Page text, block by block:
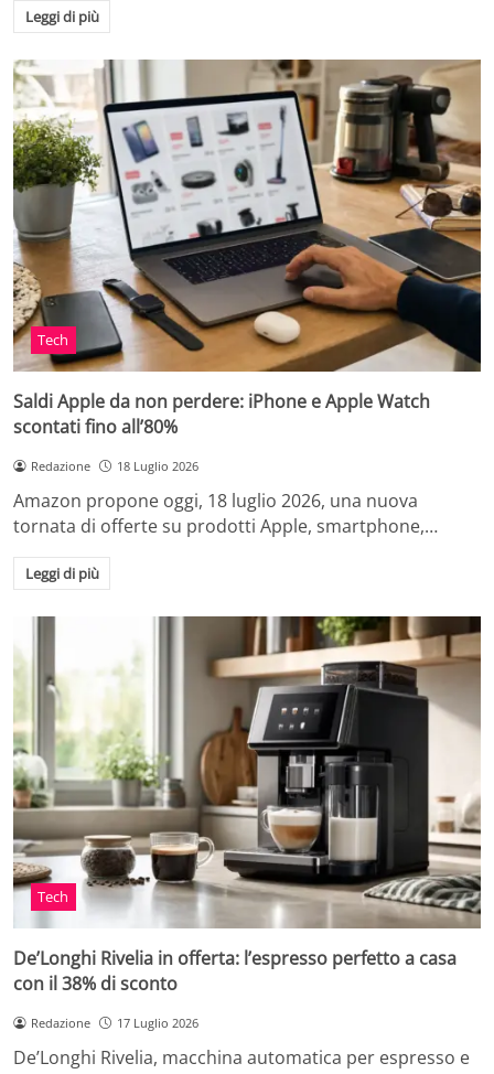
Leggi di più
Tech
Saldi Apple da non perdere: iPhone e Apple Watch
scontati fino all’80%
Redazione 18 Luglio 2026
Amazon propone oggi, 18 luglio 2026, una nuova
tornata di offerte su prodotti Apple, smartphone,…
Leggi di più
Tech
De’Longhi Rivelia in offerta: l’espresso perfetto a casa
con il 38% di sconto
Redazione 17 Luglio 2026
De’Longhi Rivelia, macchina automatica per espresso e